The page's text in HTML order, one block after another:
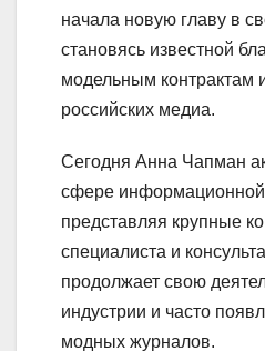
начала новую главу в
становясь известной
модельным контрактам
российских медиа.
Сегодня Анна Чапман
сфере информационной
представляя крупные
специалиста и
продолжает свою
индустрии и часто
модных журналов.